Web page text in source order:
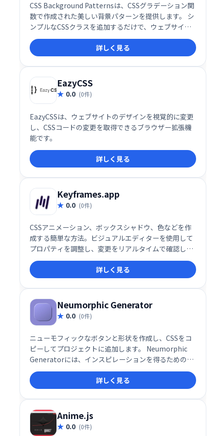
CSS Background Patternsは、CSSグラデーション関
数で作成された美しい背景パターンを提供します。 シ
ンプルなCSSクラスを追加するだけで、ウェブサイト
やアプリケーションの背景を簡単に、そして魅力的に
演出できます。洗練されたデザインで、あなたのプロ
ジェクトをワンランクアップさせましょう。
詳しく見る
EazyCSS
0.0 (0件)
EazyCSSは、ウェブサイトのデザインを視覚的に変更
し、CSSコードの変更を取得できるブラウザー拡張機
能です。
詳しく見る
Keyframes.app
0.0 (0件)
CSSアニメーション、ボックスシャドウ、色などを作
成する簡単な方法。ビジュアルエディターを使用して
プロパティを調整し、変更をリアルタイムで確認しま
す。次に、生成されたCSSをすぐに取得して、プロジ
ェクトで使用します。詳しく見る
Neumorphic Generator
0.0 (0件)
ニューモフィックなボタンと形状を作成し、CSSをコ
ピーしてプロジェクトに追加します。 Neumorphic
Generatorには、インスピレーションを得るための50
以上のプリセットが付属しています。
詳しく見る
Anime.js
0.0 (0件)